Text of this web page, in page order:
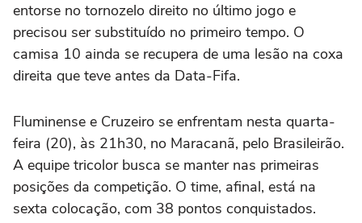
entorse no tornozelo direito no último jogo e
precisou ser substituído no primeiro tempo. O
camisa 10 ainda se recupera de uma lesão na coxa
direita que teve antes da Data-Fifa.
Fluminense e Cruzeiro se enfrentam nesta quarta-
feira (20), às 21h30, no Maracanã, pelo Brasileirão.
A equipe tricolor busca se manter nas primeiras
posições da competição. O time, afinal, está na
sexta colocação, com 38 pontos conquistados.